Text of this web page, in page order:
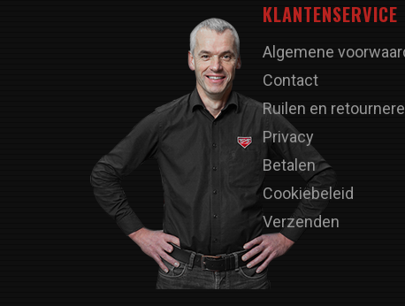
KLANTENSERVICE
Algemene
Contact
Ruilen en
Privacy
Betalen
Cookiebeleid
Verzenden